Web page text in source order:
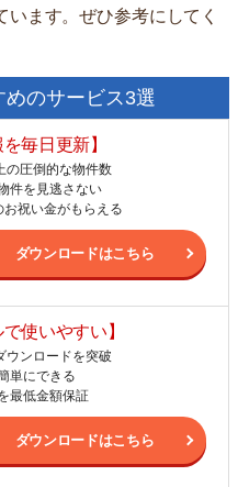
ます。ぜひ参考にしてく
のサービス3選
を毎日更新】
の圧倒的な物件数
件を見逃さない
お祝い金がもらえる
ダウンロードはこちら
で使いやすい】
ウンロードを突破
単にできる
最低金額保証
ダウンロードはこちら